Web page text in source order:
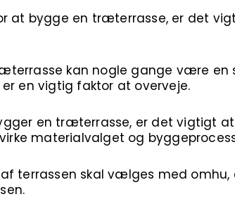
at bygge en træterrasse, er det
kan nogle gange være en
en vigtig faktor at overveje.
en træterrasse, er det vigtigt
materialvalget og
​​terrassen skal vælges med